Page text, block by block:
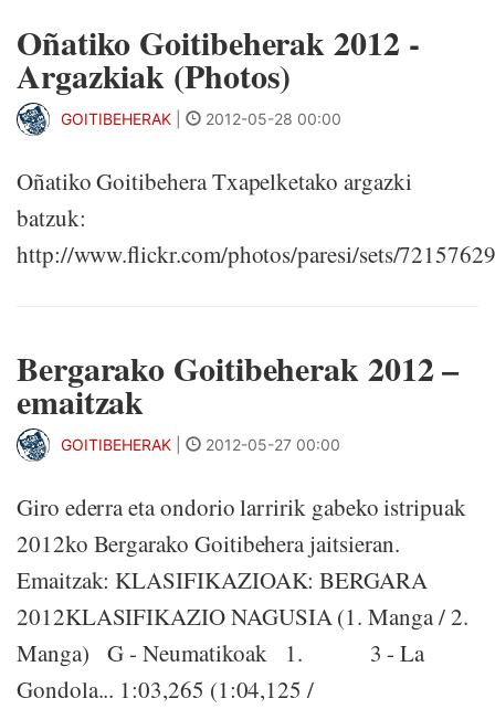
Oñatiko Goitibeherak 2012 -
Argazkiak (Photos)
GOITIBEHERAK 2012-05-28 00:00
Oñatiko Goitibehera Txapelketako argazki
batzuk:
http://www.flickr.com/photos/paresi/sets/
Bergarako Goitibeherak 2012 –
emaitzak
GOITIBEHERAK 2012-05-27 00:00
Giro ederra eta ondorio larririk gabeko istripuak
2012ko Bergarako Goitibehera jaitsieran.
Emaitzak: KLASIFIKAZIOAK: BERGARA
2012KLASIFIKAZIO NAGUSIA (1. Manga / 2.
Manga) G - Neumatikoak 1. 3 - La
Gondola... 1:03,265 (1:04,125 /